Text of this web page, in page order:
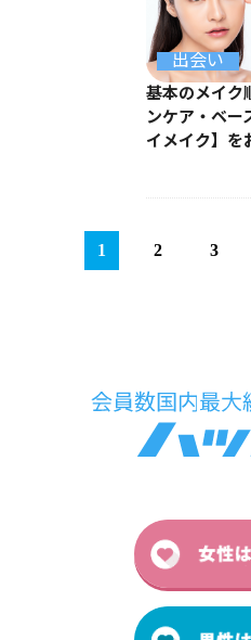
出会い
基本のメイク
ンケア・ベー
イメイク】を
1 2 3